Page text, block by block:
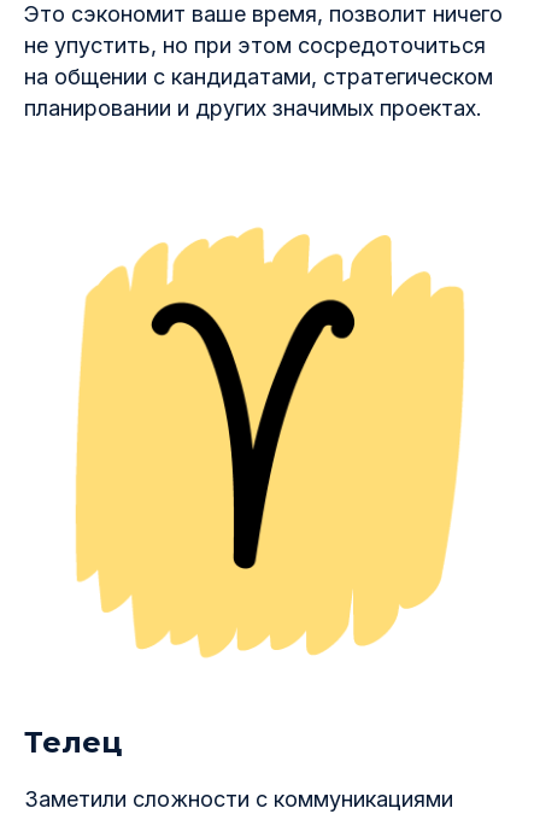
Это сэкономит ваше время, позволит ничего
не упустить, но при этом сосредоточиться
на общении с кандидатами, стратегическом
планировании и других значимых проектах.
Телец
Заметили сложности с коммуникациями